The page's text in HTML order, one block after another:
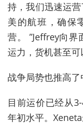
持，我们迅速运
美的航班，确保
营。 ”Jeffrey向界
运力，货机甚至可
战争局势也推高了
目前运价已经从
年初水平。